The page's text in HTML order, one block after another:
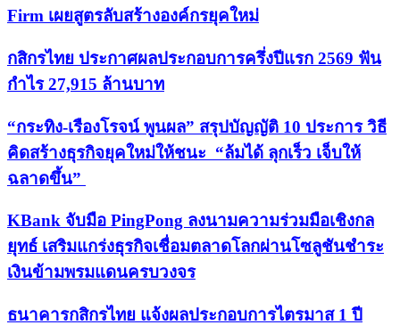
Firm เผยสูตรลับสร้างองค์กรยุคใหม่
กสิกรไทย ประกาศผลประกอบการครึ่งปีแรก 2569 ฟัน
กำไร 27,915 ล้านบาท
“กระทิง-เรืองโรจน์ พูนผล” สรุปบัญญัติ 10 ประการ วิธี
คิดสร้างธุรกิจยุคใหม่ให้ชนะ “ล้มได้ ลุกเร็ว เจ็บให้
ฉลาดขึ้น”
KBank จับมือ PingPong ลงนามความร่วมมือเชิงกล
ยุทธ์ เสริมแกร่งธุรกิจเชื่อมตลาดโลกผ่านโซลูชันชำระ
เงินข้ามพรมแดนครบวงจร
ธนาคารกสิกรไทย แจ้งผลประกอบการไตรมาส 1 ปี